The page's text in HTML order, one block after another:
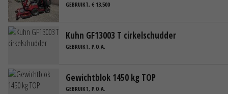
GEBRUIKT, € 13.500
Kuhn GF13003 T cirkelschudder
GEBRUIKT, P.O.A.
Gewichtblok 1450 kg TOP
GEBRUIKT, P.O.A.